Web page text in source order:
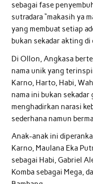
sebagai fase
sutradara “makasih ya
yang membuat setiap
bukan sekadar akting di
Di Ollon, Angkasa
nama unik yang
Karno, Harto, Habi,
nama ini bukan
menghadirkan narasi
sederhana namun
Anak-anak ini
Karno, Maulana Eka
sebagai Habi, Gabriel
Komba sebagai Mega,